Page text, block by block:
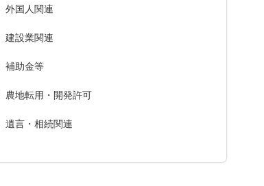
外国人関連
建設業関連
補助金等
農地転用・開発許可
遺言・相続関連